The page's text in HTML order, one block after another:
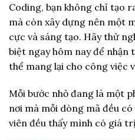
Coding, bạn không chỉ tạo
mà còn xây dựng nên một
cực và sáng tạo. Hãy thử
biệt ngay hôm nay để nhận
thể mang lại cho công việc
Mỗi bước nhỏ đang là một
nơi mà mỗi dòng mã đều
viên đều thấy mình có giá